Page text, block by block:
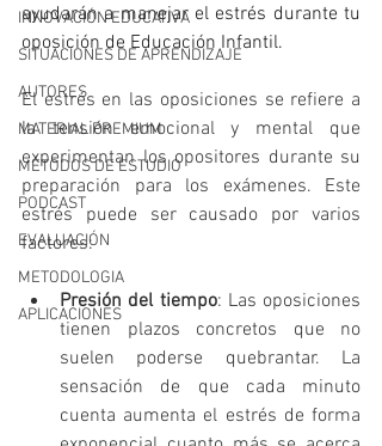
INNOVACIÓN EDUCATIVA
SITUACIONES DE APRENDIZAJE
AUTORES
MATERIAL PREMIUM
MÉTODOS DE ESTUDIO
PODCAST
EVALUACIÓN
METODOLOGIA
APLICACIONES
ayudarán a manejar el estrés durante tu
oposición de Educación Infantil.
El estrés en las oposiciones se refiere a
la tensión emocional y mental que
experimentan los opositores durante su
preparación para los exámenes. Este
estrés puede ser causado por varios
factores:
Presión del tiempo: Las oposiciones
tienen plazos concretos que no
suelen poderse quebrantar. La
sensación de que cada minuto
cuenta aumenta el estrés de forma